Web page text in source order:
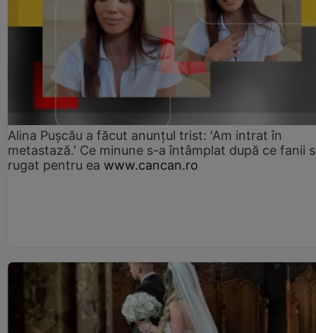
Alina Pușcău a făcut anunțul trist: 'Am intrat în
metastază.' Ce minune s-a întâmplat după ce fanii
rugat pentru ea www.cancan.ro